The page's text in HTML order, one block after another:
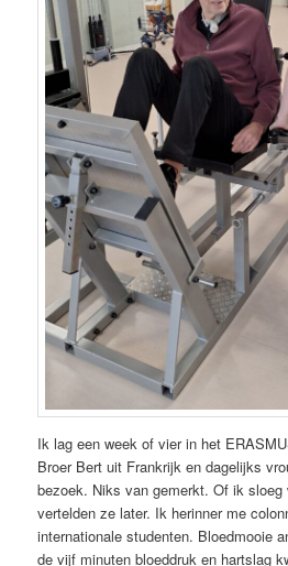
Ik lag een week of vier in het
Broer Bert uit Frankrijk en dagelijks
bezoek. Niks van gemerkt. Of ik sloeg
vertelden ze later. Ik herinner me
internationale studenten. Bloedmooie
de vijf minuten bloeddruk en hartslag